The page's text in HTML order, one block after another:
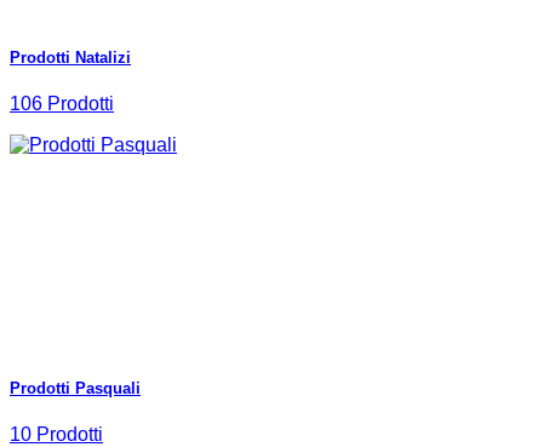
Prodotti Natalizi
106 Prodotti
Prodotti Pasquali
10 Prodotti